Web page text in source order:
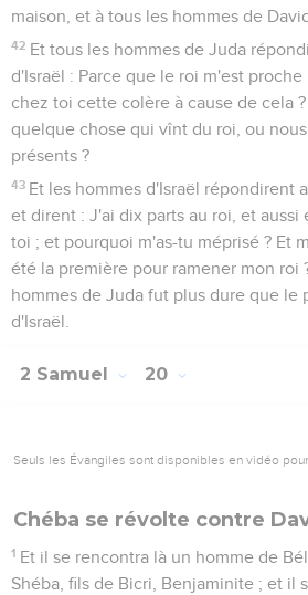
maison, et à tous les hommes de
42 Et tous les hommes de Juda
d'Israël : Parce que le roi m'est
chez toi cette colère à cause de cela
quelque chose qui vînt du roi, ou
présents ?
43 Et les hommes d'Israël répondirent
et dirent : J'ai dix parts au roi, et aussi
toi ; et pourquoi m'as-tu méprisé ? Et
été la première pour ramener mon roi
hommes de Juda fut plus dure que le
d'Israël.
2 Samuel 20
Seuls les Évangiles sont disponibles en vidéo pour
Chéba se révolte contre
1 Et il se rencontra là un homme de
Shéba, fils de Bicri, Benjaminite ; et il